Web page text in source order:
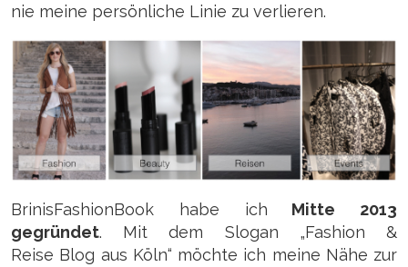
nie meine persönliche Linie zu verlieren.
BrinisFashionBook habe ich Mitte 2013
gegründet. Mit dem Slogan „Fashion &
Reise Blog aus Köln“ möchte ich meine Nähe zur